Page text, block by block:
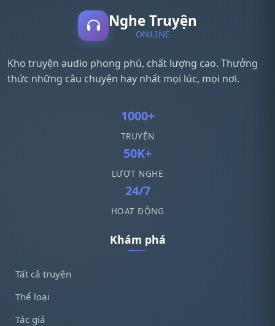
Nghe Truyện
ONLINE
Kho truyện audio phong phú, chất lượng cao. Thưởng
thức những câu chuyện hay nhất mọi lúc, mọi nơi.
1000+
TRUYỆN
50K+
LƯỢT NGHE
24/7
HOẠT ĐỘNG
Khám phá
Tất cả truyện
Thể loại
Tác giả